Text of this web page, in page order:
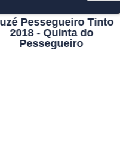
Pessegueiro Tinto
2018 - Quinta do
Pessegueiro